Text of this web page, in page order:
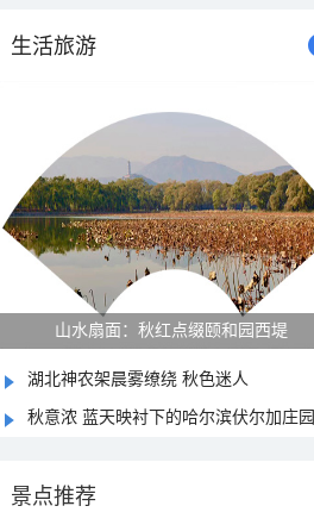
生活旅游
山水扇面：秋红点缀颐和园西堤
湖北神农架晨雾缭绕 秋色迷人
秋意浓 蓝天映衬下的哈尔滨伏尔加庄园
景点推荐